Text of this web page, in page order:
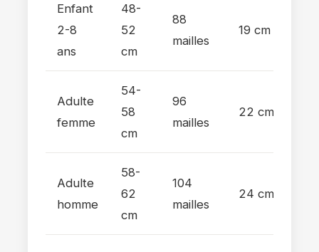
Enfant
2-8
ans
48-
52
cm
88
mailles
19 cm
Adulte
femme
54-
58
cm
96
mailles
22 cm
Adulte
homme
58-
62
cm
104
mailles
24 cm